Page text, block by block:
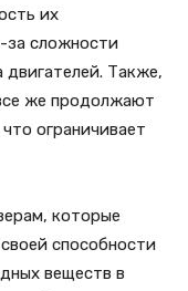
их
сложности
Также,
же продолжают
ограничивает
которые
способности
веществ в